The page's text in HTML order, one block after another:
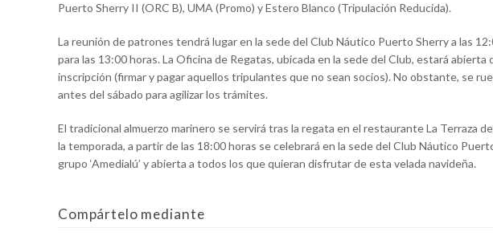
Puerto Sherry II (ORC B), UMA (Promo) y Estero Blanco (Tripulación Reducida).
La reunión de patrones tendrá lugar en la sede del Club Náutico Puerto Sherry a las
para las 13:00 horas. La Oficina de Regatas, ubicada en la sede del Club, estará abierta
inscripción (firmar y pagar aquellos tripulantes que no sean socios). No obstante, se
antes del sábado para agilizar los trámites.
El tradicional almuerzo marinero se servirá tras la regata en el restaurante La Terraza
la temporada, a partir de las 18:00 horas se celebrará en la sede del Club Náutico
grupo ‘Amedialú’ y abierta a todos los que quieran disfrutar de esta velada navideña.
Compártelo mediante